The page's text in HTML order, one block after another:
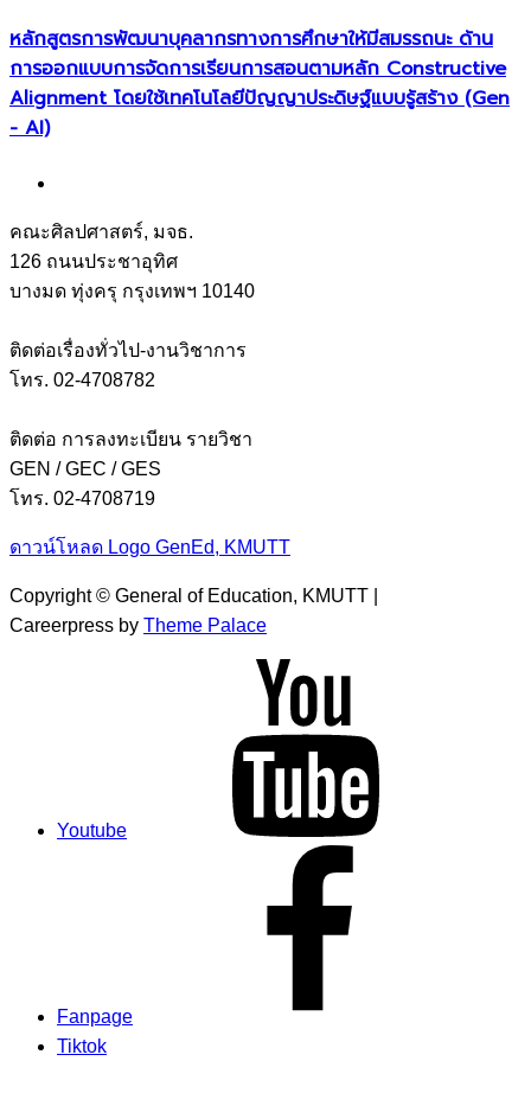
หลักสูตรการพัฒนาบุคลากรทางการศึกษาให้มีสมรรถนะ ด้าน
การออกแบบการจัดการเรียนการสอนตามหลัก Constructive
Alignment โดยใช้เทคโนโลยีปัญญาประดิษฐ์แบบรู้สร้าง (Gen
- AI)
คณะศิลปศาสตร์, มจธ.
126 ถนนประชาอุทิศ
บางมด ทุ่งครุ กรุงเทพฯ 10140
ติดต่อเรื่องทั่วไป-งานวิชาการ
โทร. 02-4708782
ติดต่อ การลงทะเบียน รายวิชา
GEN / GEC / GES
โทร. 02-4708719
ดาวน์โหลด Logo GenEd, KMUTT
Copyright © General of Education, KMUTT |
Careerpress by Theme Palace
Youtube
Fanpage
Tiktok